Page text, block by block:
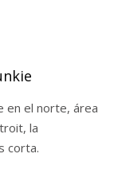
en un
en el norte, área
la
corta.